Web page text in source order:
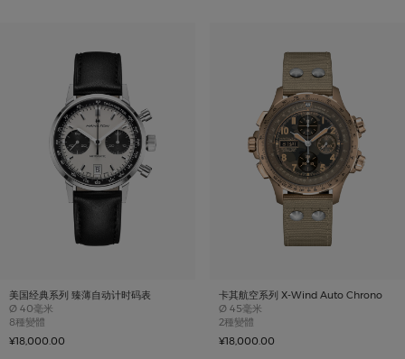
美国经典系列 臻薄自动计时码表
Ø Case size
40毫米
8種變體
¥18,000.00
卡其航空系列 X-Wind Auto Chrono
Ø Case size
45毫米
2種變體
¥18,000.00